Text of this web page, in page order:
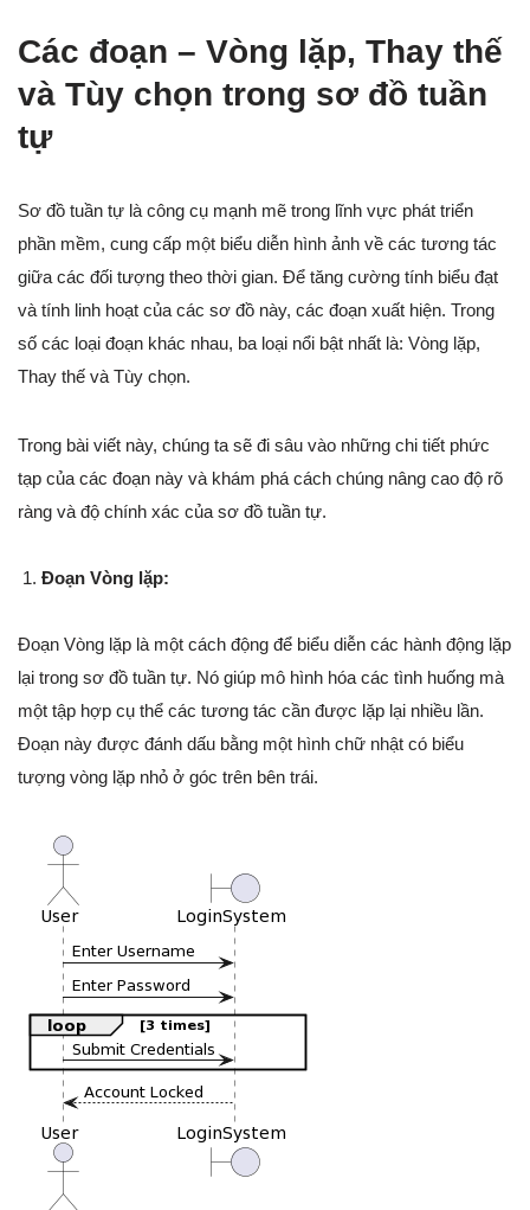
Các đoạn – Vòng lặp, Thay thế
và Tùy chọn trong sơ đồ tuần
tự
Sơ đồ tuần tự là công cụ mạnh mẽ trong lĩnh vực phát triển
phần mềm, cung cấp một biểu diễn hình ảnh về các tương tác
giữa các đối tượng theo thời gian. Để tăng cường tính biểu đạt
và tính linh hoạt của các sơ đồ này, các đoạn xuất hiện. Trong
số các loại đoạn khác nhau, ba loại nổi bật nhất là: Vòng lặp,
Thay thế và Tùy chọn.
Trong bài viết này, chúng ta sẽ đi sâu vào những chi tiết phức
tạp của các đoạn này và khám phá cách chúng nâng cao độ rõ
ràng và độ chính xác của sơ đồ tuần tự.
Đoạn Vòng lặp:
Đoạn Vòng lặp là một cách động để biểu diễn các hành động lặp
lại trong sơ đồ tuần tự. Nó giúp mô hình hóa các tình huống mà
một tập hợp cụ thể các tương tác cần được lặp lại nhiều lần.
Đoạn này được đánh dấu bằng một hình chữ nhật có biểu
tượng vòng lặp nhỏ ở góc trên bên trái.